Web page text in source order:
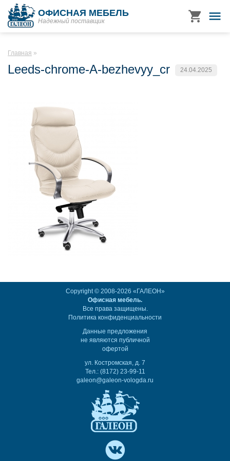
ОФИСНАЯ МЕБЕЛЬ
Надежный поставщик
Главная
Leeds-chrome-A-bezhevyy_cr 24.04.2025
Copyright © 2008-2026 «ГАЛЕОН»
Офисная мебель.
Все права защищены.
Политика конфиденциальности
Данные предложения
не являются публичной
офертой
ул. Костромская, д. 7
Тел.: (8172) 23-99-11
galeon@galeon-vologda.ru